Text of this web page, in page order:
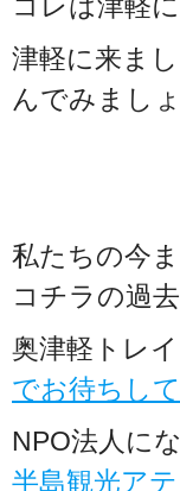
津軽に来ま
んでみましょ
私たちの今
コチラの過
奥津軽トレ
でお待ちし
NPO法人に
半島観光ア